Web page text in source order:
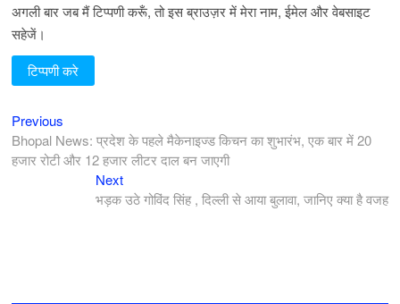
अगली बार जब मैं टिप्पणी करूँ, तो इस ब्राउज़र में मेरा नाम, ईमेल और वेबसाइट
सहेजें।
पोस्ट
नेविगेशन
Previous
post:
Bhopal News: प्रदेश के पहले मैकेनाइज्ड किचन का शुभारंभ, एक बार में 20
हजार रोटी और 12 हजार लीटर दाल बन जाएगी
NextNext
post:
भड़क उठे गोविंद सिंह , दिल्ली से आया बुलावा, जानिए क्या है वजह